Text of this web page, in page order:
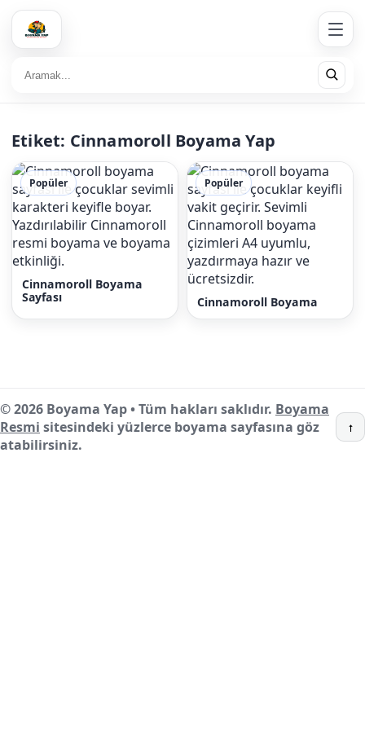
Etiket: Cinnamoroll Boyama Yap
Popüler
Cinnamoroll Boyama
Sayfası
Popüler
Cinnamoroll Boyama
© 2026 Boyama Yap • Tüm hakları saklıdır. Boyama
Resmi sitesindeki yüzlerce boyama sayfasına göz
atabilirsiniz.
↑